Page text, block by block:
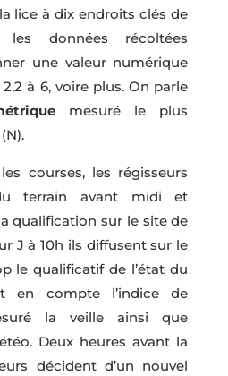
lice à dix endroits clés de
données récoltées
une valeur numérique
à 6, voire plus. On parle
mesuré le plus
courses, les régisseurs
terrain avant midi et
qualification sur le site de
J à 10h ils diffusent sur le
le qualificatif de l’état du
en compte l’indice de
la veille ainsi que
Deux heures avant la
décident d’un nouvel